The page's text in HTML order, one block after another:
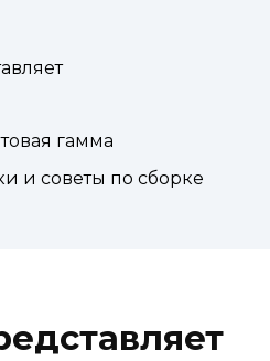
гамма
и советы по сборке